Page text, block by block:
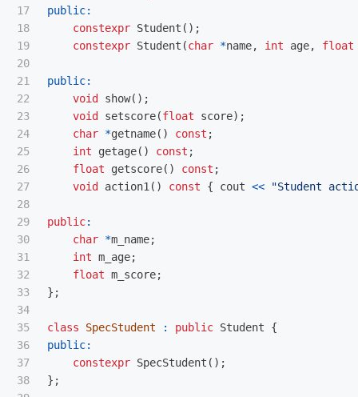
17
18
19
20
21
22
23
24
25
26
27
28
29
30
31
32
33
34
35
36
37
38
public:
constexpr Student ();
constexpr Student (char *name, int age, float
public:
void
show();
void
setscore(float score);
char *getname() const ;
int
getage() const ;
float
getscore() const ;
void
action1 () const { cout << "Student
public:
char *m_name;
int m_age;
float m_score;
};
class SpecStudent : public Student
{
public:
constexpr SpecStudent ();
};